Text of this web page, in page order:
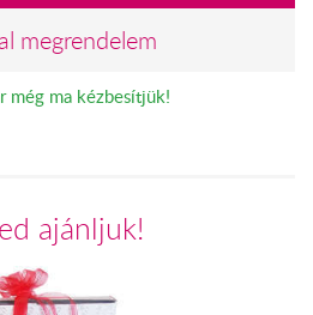
megrendelem
még ma kézbesítjük!
ajánljuk!